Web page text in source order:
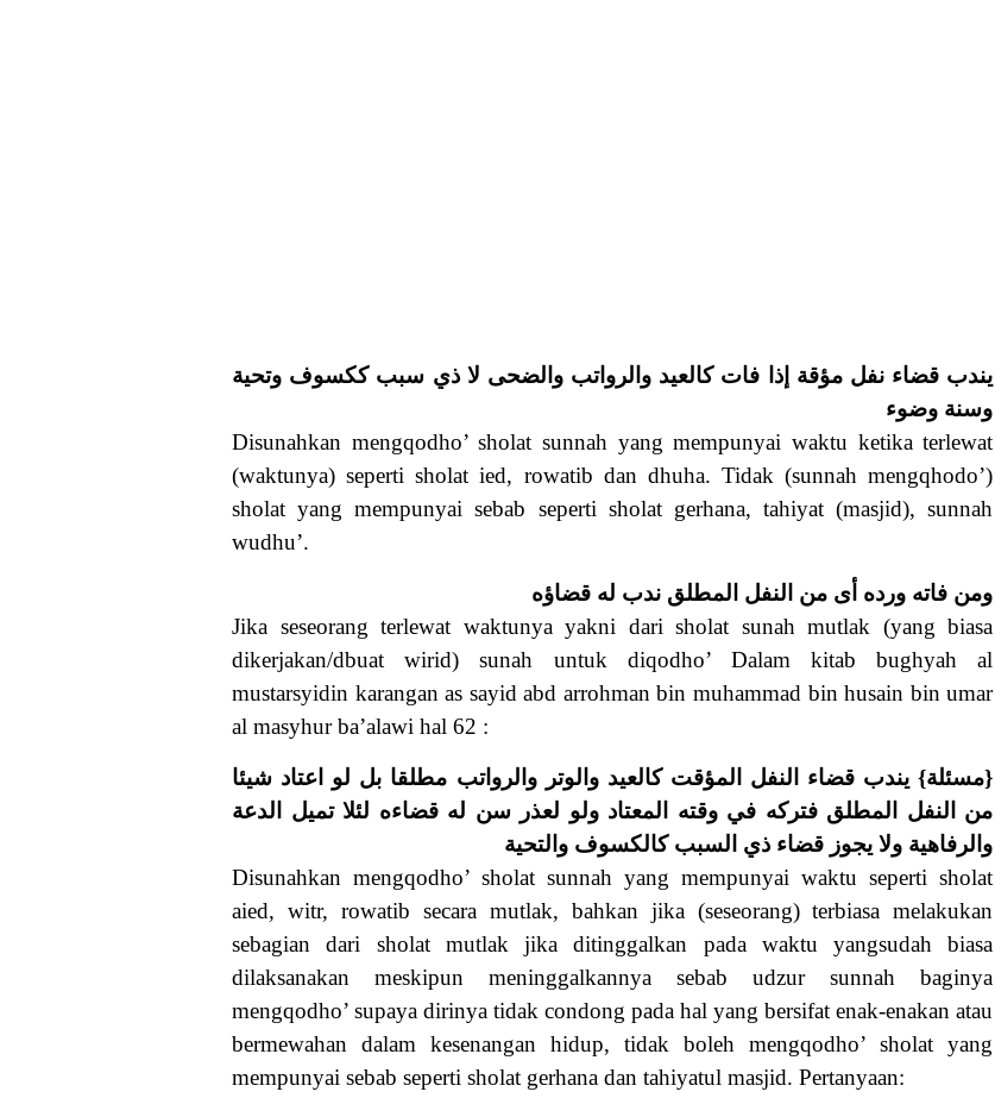
يندب قضاء نفل مؤقة إذا فات كالعيد والرواتب والضحى لا ذي سبب ككسوف وتحية
وسنة وضوء
Disunahkan mengqodho’ sholat sunnah yang mempunyai waktu ketika terlewat
(waktunya) seperti sholat ied, rowatib dan dhuha. Tidak (sunnah mengqhodo’)
sholat yang mempunyai sebab seperti sholat gerhana, tahiyat (masjid), sunnah
wudhu’.
ومن فاته ورده أى من النفل المطلق ندب له قضاؤه
Jika seseorang terlewat waktunya yakni dari sholat sunah mutlak (yang biasa
dikerjakan/dbuat wirid) sunah untuk diqodho’ Dalam kitab bughyah al
mustarsyidin karangan as sayid abd arrohman bin muhammad bin husain bin umar
al masyhur ba’alawi hal 62 :
{مسئلة} يندب قضاء النفل المؤقت كالعيد والوتر والرواتب مطلقا بل لو اعتاد شيئا
من النفل المطلق فتركه في وقته المعتاد ولو لعذر سن له قضاءه لئلا تميل الدعة
والرفاهية ولا يجوز قضاء ذي السبب كالكسوف والتحية
Disunahkan mengqodho’ sholat sunnah yang mempunyai waktu seperti sholat
aied, witr, rowatib secara mutlak, bahkan jika (seseorang) terbiasa melakukan
sebagian dari sholat mutlak jika ditinggalkan pada waktu yangsudah biasa
dilaksanakan meskipun meninggalkannya sebab udzur sunnah baginya
mengqodho’ supaya dirinya tidak condong pada hal yang bersifat enak-enakan atau
bermewahan dalam kesenangan hidup, tidak boleh mengqodho’ sholat yang
mempunyai sebab seperti sholat gerhana dan tahiyatul masjid. Pertanyaan: